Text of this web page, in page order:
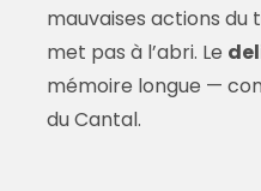
mauvaises actions du
met pas à l’abri. Le
mémoire longue —
du Cantal.